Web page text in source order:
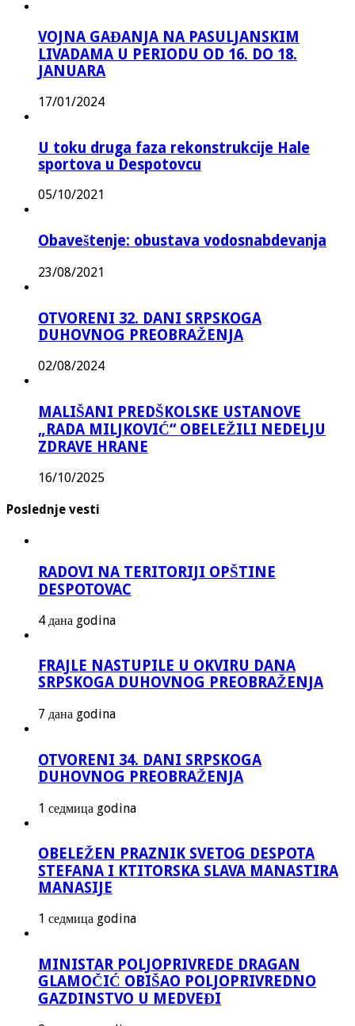
VOJNA GAĐANJA NA PASULJANSKIM
LIVADAMA U PERIODU OD 16. DO 18.
JANUARA
17/01/2024
U toku druga faza rekonstrukcije Hale
sportova u Despotovcu
05/10/2021
Obaveštenje: obustava vodosnabdevanja
23/08/2021
OTVORENI 32. DANI SRPSKOGA
DUHOVNOG PREOBRAŽENJA
02/08/2024
MALIŠANI PREDŠKOLSKE USTANOVE
„RADA MILJKOVIĆ“ OBELEŽILI NEDELJU
ZDRAVE HRANE
16/10/2025
Poslednje vesti
RADOVI NA TERITORIJI OPŠTINE
DESPOTOVAC
4 дана godina
FRAJLE NASTUPILE U OKVIRU DANA
SRPSKOGA DUHOVNOG PREOBRAŽENJA
7 дана godina
OTVORENI 34. DANI SRPSKOGA
DUHOVNOG PREOBRAŽENJA
1 седмица godina
OBELEŽEN PRAZNIK SVETOG DESPOTA
STEFANA I KTITORSKA SLAVA MANASTIRA
MANASIJE
1 седмица godina
MINISTAR POLJOPRIVREDE DRAGAN
GLAMOČIĆ OBIŠAO POLJOPRIVREDNO
GAZDINSTVO U MEDVEĐI